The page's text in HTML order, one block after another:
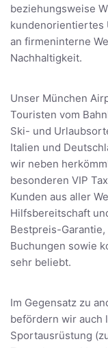
beziehungsweise
kundenorientiertes
an firmeninterne
Nachhaltigkeit.
Unser München
Touristen vom
Ski- und
Italien und
wir neben
besonderen VIP
Kunden aus aller
Hilfsbereitschaft
Bestpreis-
Buchungen sowie
sehr beliebt.
Im Gegensatz zu
befördern wir auch
Sportausrüstung